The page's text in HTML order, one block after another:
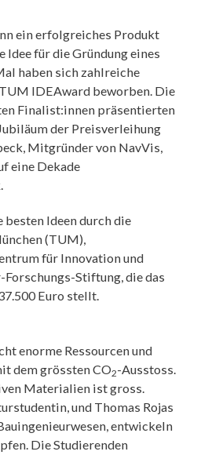
ein erfolgreiches Produkt
Idee für die Gründung eines
haben sich zahlreiche
IDEAward beworben. Die
Finalist:innen präsentierten
der Preisverleihung
Mitgründer von NavVis,
eine Dekade
besten Ideen durch die
(TUM),
für Innovation und
Stiftung, die das
Euro stellt.
enorme Ressourcen und
dem grössten CO2-Ausstoss.
Materialien ist gross.
und Thomas Rojas
entwickeln
Die Studierenden